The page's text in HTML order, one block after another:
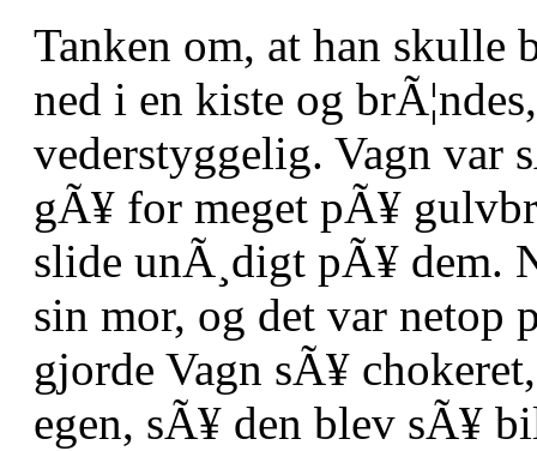
Tanken om, at han skulle
ned i en kiste og
vederstyggelig. Vagn var
gÃ¥ for meget pÃ¥
slide unÃ¸digt pÃ¥ dem.
sin mor, og det var netop
gjorde Vagn sÃ¥
egen, sÃ¥ den blev sÃ¥